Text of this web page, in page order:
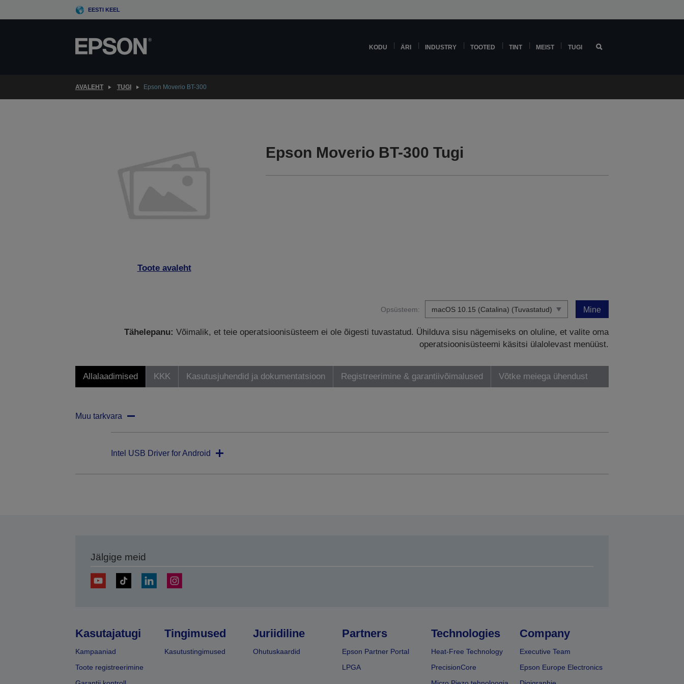
to
EESTI KEEL
KODU ÄRI INDUSTRY TOOTED TINT MEIST TUGI
AVALEHT TUGI Epson Moverio BT-300
Toote avaleht
Epson Moverio BT-300 Tugi
Opsüsteem: Mine
Tähelepanu: Võimalik, et teie operatsioonisüsteem ei ole õigesti tuvastatud. Ühilduva sisu nägemiseks on oluline, et valite oma
operatsioonisüsteemi käsitsi ülalolevast menüüst.
Allalaadimised KKK Kasutusjuhendid ja dokumentatsioon Registreerimine & garantiivõimalused Võtke meiega ühendust
Muu tarkvara
Intel USB Driver for Android
Jälgige meid
Kasutajatugi
Kampaaniad
Toote registreerimine
Tingimused
Kasutustingimused
Juriidiline
Ohutuskaardid
Partners
Epson Partner Portal
LPGA
Technologies
Heat-Free Technology
PrecisionCore
Company
Executive Team
Epson Europe Electronics